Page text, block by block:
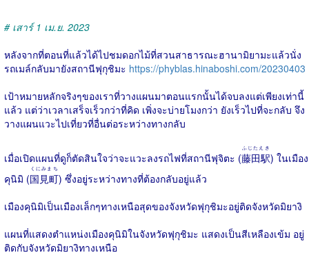
# เสาร์ 1 เม.ย. 2023
หลังจากที่ตอนที่แล้วได้ไปชมดอกไม้ที่สวนสาธารณะฮานามิยามะแล้วนั่ง
รถเมล์กลับมายังสถานีฟุกุชิมะ https://phyblas.hinaboshi.com/20230403
เป้าหมายหลักจริงๆของเราที่วางแผนมาตอนแรกนั้นได้จบลงแต่เพียงเท่านี้
แล้ว แต่ว่าเวลาเสร็จเร็วกว่าที่คิด เพิ่งจะบ่ายโมงกว่า ยังเร็วไปที่จะกลับ จึง
วางแผนแวะไปเที่ยวที่อื่นต่อระหว่างทางกลับ
เมื่อเปิดแผนที่ดูก็ตัดสินใจว่าจะแวะลงรถไฟที่สถานีฟุจิตะ (藤田駅
ふじたえき
) ในเมือง
คุนิมิ (国見町
くにみまち
) ซึ่งอยู่ระหว่างทางที่ต้องกลับอยู่แล้ว
เมืองคุนิมิเป็นเมืองเล็กๆทางเหนือสุดของจังหวัดฟุกุชิมะอยู่ติดจังหวัดมิยางิ
แผนที่แสดงตำแหน่งเมืองคุนิมิในจังหวัดฟุกุชิมะ แสดงเป็นสีเหลืองเข้ม อยู่
ติดกับจังหวัดมิยางิทางเหนือ